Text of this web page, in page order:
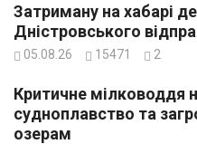
Затриману на хабарі
Дністровського
05.08.26 15471 2
Критичне мілководдя
судноплавство та
озерам